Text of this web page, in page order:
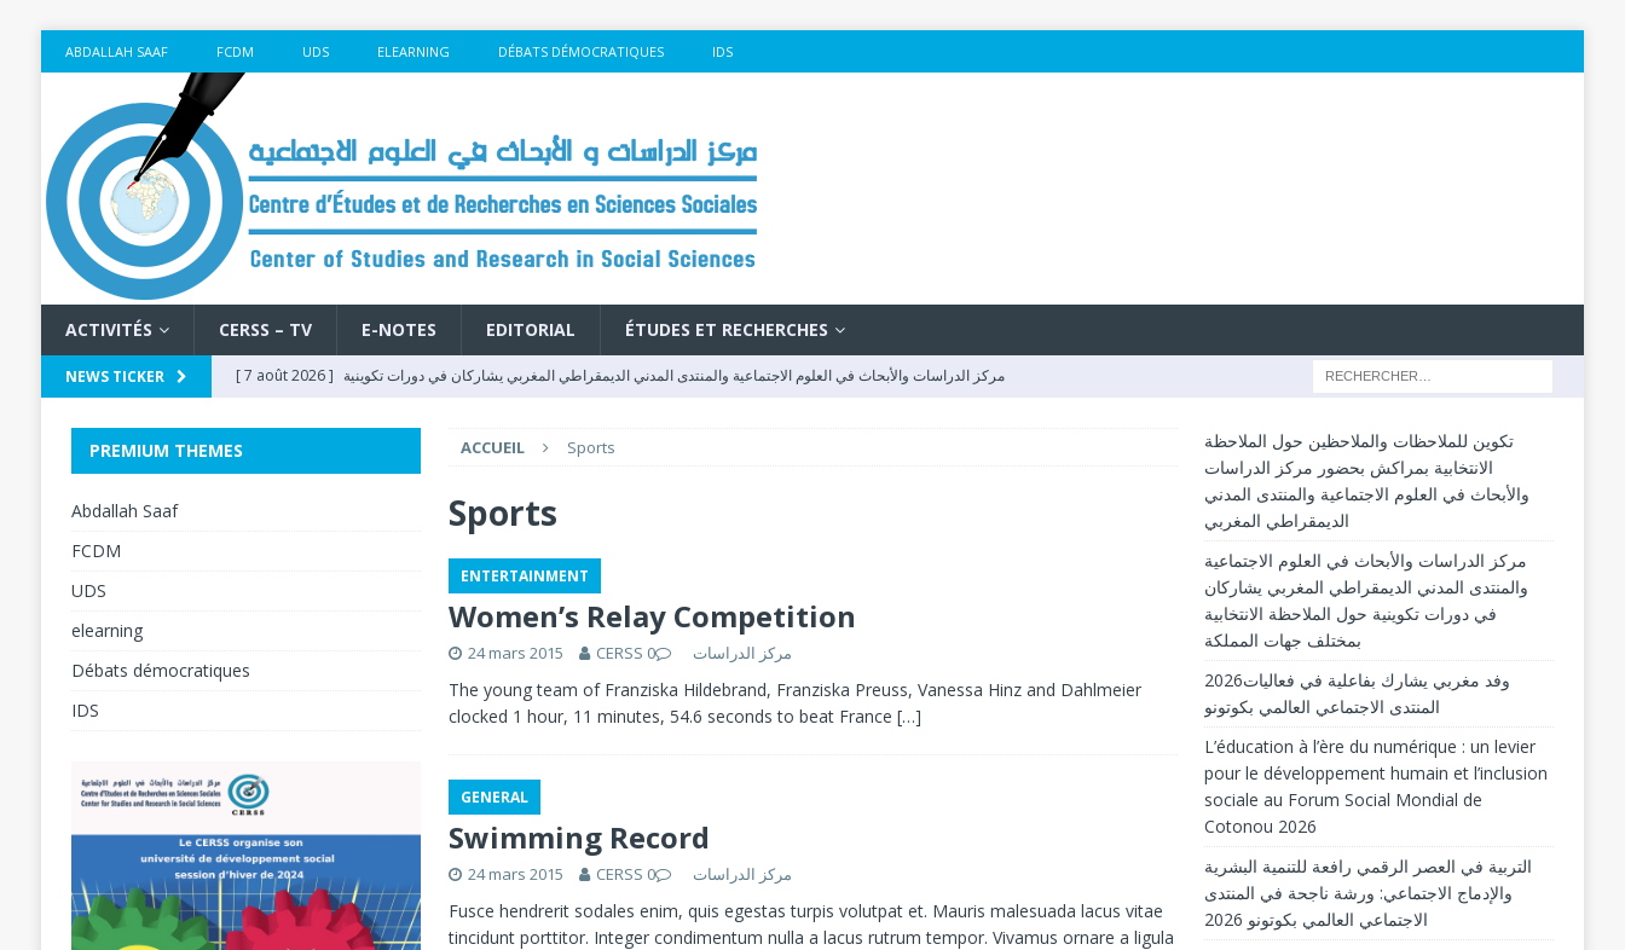
ABDALLAH SAAF FCDM UDS ELEARNING DÉBATS DÉMOCRATIQUES IDS
ACTIVITÉS CERSS – TV E-NOTES EDITORIAL ÉTUDES ET RECHERCHES
NEWS TICKER [ 7 août 2026 ] مركز الدراسات والأبحاث في العلوم الاجتماعية والمنتدى المدني الديمقراطي المغربي يشاركان في دورات تكوينية
[ 7 août 2026 ]
L’éducation à l’ère du numérique : un levier pour le développement humain et l’inclusion sociale au
Forum Social Mondial de Cotonou 2026
التربية في العصر الرقمي رافعة للتنمية البشرية والإدماج الاجتماعي: ورشة ناجحة في المنتدى الاجتماعي العالمي
[ 7 août 2026 ]
تكوين للملاحظات والملاحظين حول الملاحظة الانتخابية بمراكش بحضور مركز الدراسات والأبحاث في العلوم الاجتماعية
ELECTIONS
ACCUEIL Sports
Sports
ENTERTAINMENT
Women’s Relay Competition
24 mars 2015 CERSS مركز الدراسات 0
The young team of Franziska Hildebrand, Franziska Preuss, Vanessa Hinz and Dahlmeier
clocked 1 hour, 11 minutes, 54.6 seconds to beat France[…]
GENERAL
Swimming Record
24 mars 2015 CERSS مركز الدراسات 0
Fusce hendrerit sodales enim, quis egestas turpis volutpat et. Mauris malesuada lacus vitae
tincidunt porttitor. Integer condimentum nulla a lacus rutrum tempor. Vivamus ornare a ligula
PREMIUM THEMES
Abdallah Saaf
FCDM
UDS
elearning
Débats démocratiques
IDS
تكوين للملاحظات والملاحظين حول الملاحظة
الانتخابية بمراكش بحضور مركز الدراسات
والأبحاث في العلوم الاجتماعية والمنتدى المدني
الديمقراطي المغربي
مركز الدراسات والأبحاث في العلوم الاجتماعية
والمنتدى المدني الديمقراطي المغربي يشاركان
في دورات تكوينية حول الملاحظة الانتخابية
بمختلف جهات المملكة
2026وفد مغربي يشارك بفاعلية في فعاليات
المنتدى الاجتماعي العالمي بكوتونو
L’éducation à l’ère du numérique : un levier
pour le développement humain et l’inclusion
sociale au Forum Social Mondial de
Cotonou 2026
التربية في العصر الرقمي رافعة للتنمية البشرية
والإدماج الاجتماعي: ورشة ناجحة في المنتدى
الاجتماعي العالمي بكوتونو 2026